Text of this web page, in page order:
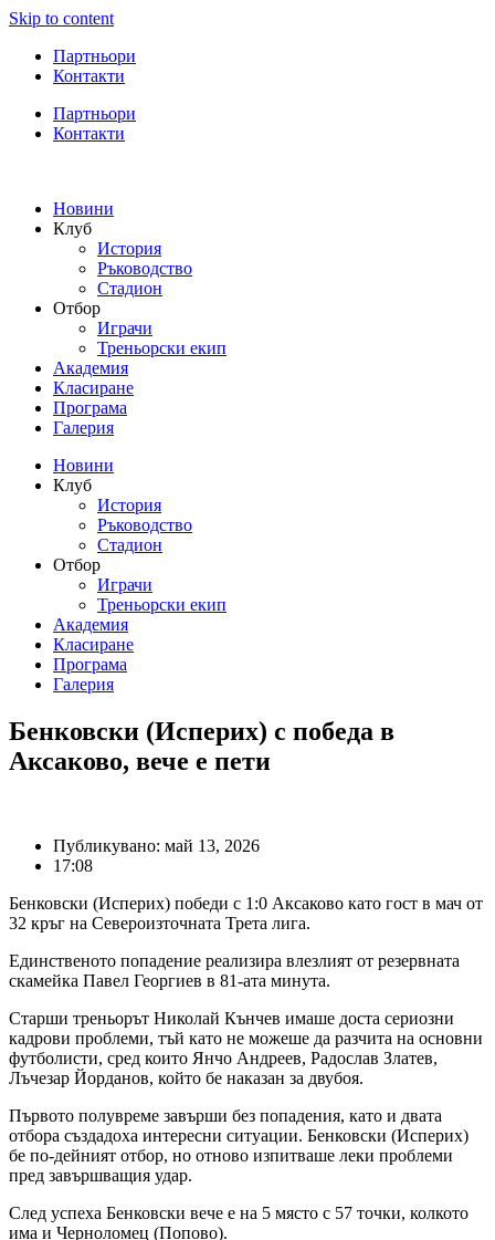
Skip to content
Партньори
Контакти
Партньори
Контакти
Новини
Клуб
История
Ръководство
Стадион
Отбор
Играчи
Треньорски екип
Академия
Класиране
Програма
Галерия
Новини
Клуб
История
Ръководство
Стадион
Отбор
Играчи
Треньорски екип
Академия
Класиране
Програма
Галерия
Бенковски (Исперих) с победа в
Аксаково, вече е пети
Публикувано: май 13, 2026
17:08
Бенковски (Исперих) победи с 1:0 Аксаково като гост в мач от
32 кръг на Североизточната Трета лига.
Единственото попадение реализира влезлият от резервната
скамейка Павел Георгиев в 81-ата минута.
Старши треньорът Николай Кънчев имаше доста сериозни
кадрови проблеми, тъй като не можеше да разчита на основни
футболисти, сред които Янчо Андреев, Радослав Златев,
Лъчезар Йорданов, който бе наказан за двубоя.
Първото полувреме завърши без попадения, като и двата
отбора създадоха интересни ситуации. Бенковски (Исперих)
бе по-дейният отбор, но отново изпитваше леки проблеми
пред завършващия удар.
След успеха Бенковски вече е на 5 място с 57 точки, колкото
има и Черноломец (Попово).